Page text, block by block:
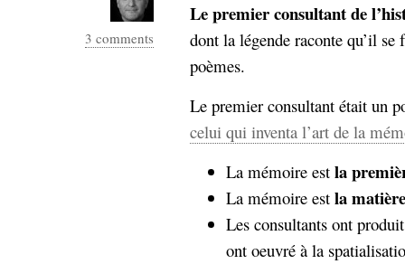
3 comments
Le premier consultant de
dont la légende raconte qu’il
poèmes.
Le premier consultant était un
celui qui inventa l’art de la
La mémoire est la
La mémoire est la
Les consultants ont
ont oeuvré à la
cinéma
Cloud